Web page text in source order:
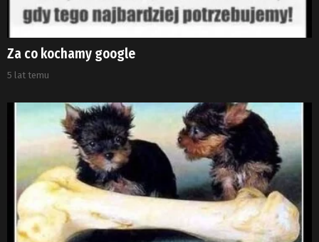
Za co kochamy google
5 lat temu